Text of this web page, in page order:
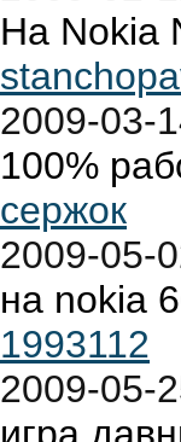
На Nokia
2009-03-
100%
сержок
2009-05-
на nokia
1993112
2009-05-